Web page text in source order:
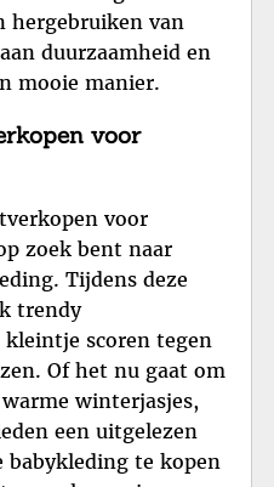
hergebruiken van
duurzaamheid en
mooie manier.
voor
voor
zoek bent naar
Tijdens deze
trendy
scoren tegen
Of het nu gaat om
winterjasjes,
een uitgelezen
babykleding te kopen